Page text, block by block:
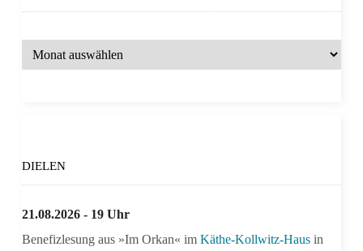
DIELEN
21.08.2026 - 19 Uhr
Benefizlesung aus »Im Orkan« imKäthe-Kollwitz-Haus in